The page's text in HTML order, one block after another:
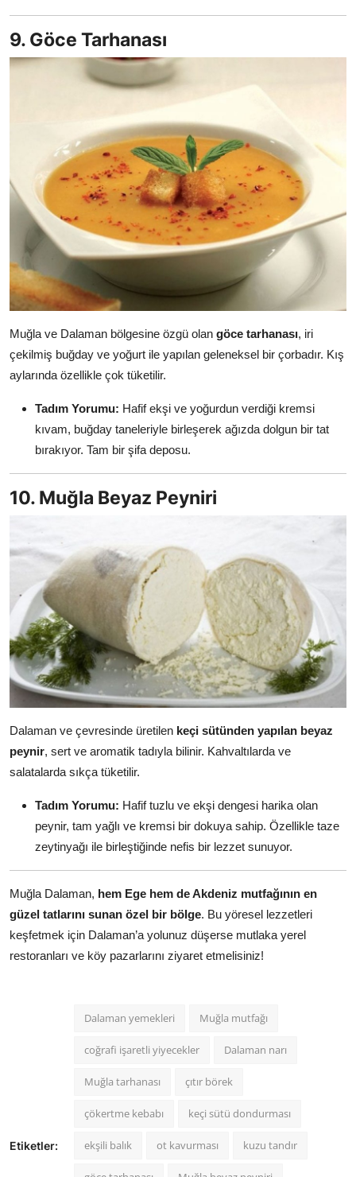
9. Göce Tarhanası
Muğla ve Dalaman bölgesine özgü olan göce tarhanası, iri
çekilmiş buğday ve yoğurt ile yapılan geleneksel bir çorbadır. Kış
aylarında özellikle çok tüketilir.
Tadım Yorumu: Hafif ekşi ve yoğurdun verdiği kremsi
kıvam, buğday taneleriyle birleşerek ağızda dolgun bir tat
bırakıyor. Tam bir şifa deposu.
10. Muğla Beyaz Peyniri
Dalaman ve çevresinde üretilen keçi sütünden yapılan beyaz
peynir, sert ve aromatik tadıyla bilinir. Kahvaltılarda ve
salatalarda sıkça tüketilir.
Tadım Yorumu: Hafif tuzlu ve ekşi dengesi harika olan
peynir, tam yağlı ve kremsi bir dokuya sahip. Özellikle taze
zeytinyağı ile birleştiğinde nefis bir lezzet sunuyor.
Muğla Dalaman, hem Ege hem de Akdeniz mutfağının en
güzel tatlarını sunan özel bir bölge. Bu yöresel lezzetleri
keşfetmek için Dalaman’a yolunuz düşerse mutlaka yerel
restoranları ve köy pazarlarını ziyaret etmelisiniz!
Etiketler:
Dalaman yemekleri Muğla mutfağı
coğrafi işaretli yiyecekler Dalaman narı
Muğla tarhanası çıtır börek
çökertme kebabı keçi sütü dondurması
ekşili balık ot kavurması kuzu tandır